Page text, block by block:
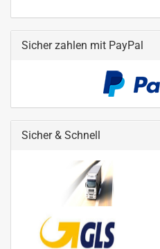
Sicher zahlen mit PayPal
Sicher & Schnell